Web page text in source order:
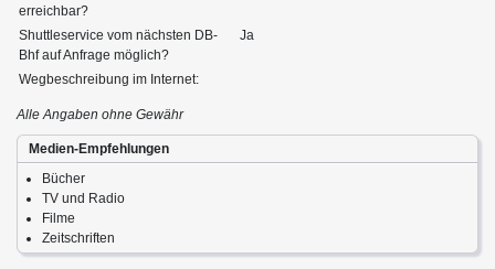
erreichbar?
Shuttleservice vom nächsten DB-
Bhf auf Anfrage möglich?
Ja
Wegbeschreibung im Internet:
Alle Angaben ohne Gewähr
Medien-Empfehlungen
Bücher
TV und Radio
Filme
Zeitschriften